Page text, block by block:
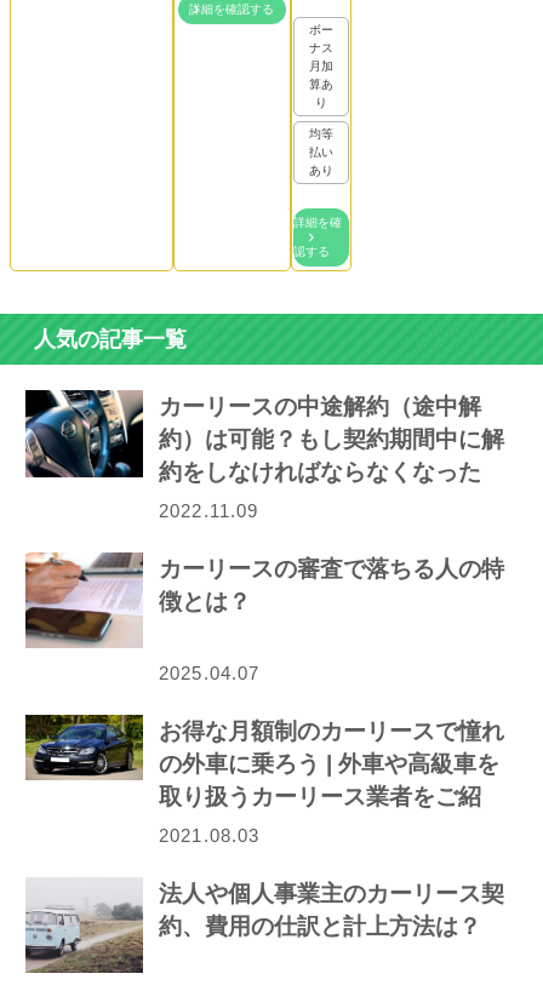
詳細を確認する
ボー
ナス
月加
算あ
り
均等
払い
あり
詳細を確
認する
人気の記事一覧
カーリースの中途解約（途中解
約）は可能？もし契約期間中に解
約をしなければならなくなった
ら…
2022.11.09
カーリースの審査で落ちる人の特
徴とは？
2025.04.07
お得な月額制のカーリースで憧れ
の外車に乗ろう | 外車や高級車を
取り扱うカーリース業者をご紹
介！
2021.08.03
法人や個人事業主のカーリース契
約、費用の仕訳と計上方法は？